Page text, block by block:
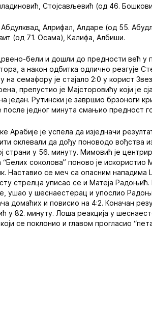
Стојсављевић (од 46.
Алрифал, Алдаре (од 55.
(од 71. Осама), Калифа, Албиши.
бели и дошли до предности већ у
а након одбитка одлично реагује
семафору је стајало 2:0 у корист
препустио је Мајсторовићу који је
један. Рутински је завршио брзоноги
после једног минута смањио предност
Арабије је успела да изједначи
оклевали да дођу поноводо вођства
страни у 56. минуту. Мимовић је
соколова” поново је искористио
Наставио се меч са опасним нападима
стрелца уписао се и Матеја
ушао у шеснаестерац и упослио
домаћих и повисио на 4:2. Коначан
у 82. минуту. Лоша реакција у
се поклонио и главом прогласио